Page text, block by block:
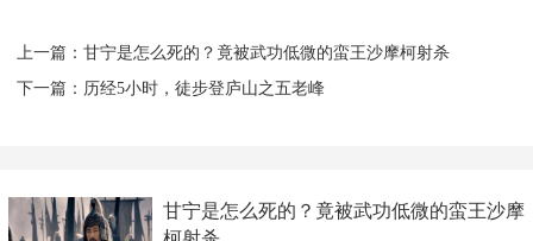
想知道身处困局当中的他们，能不能真的放下那些旧
日恩怨，守住自己内心的宁静，然后真正的做到所谓
战。